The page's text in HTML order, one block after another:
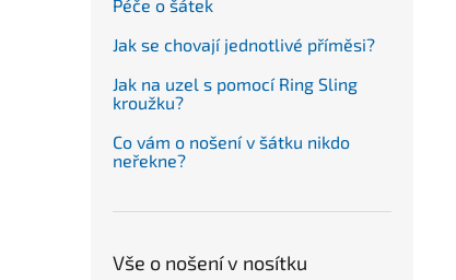
Péče o šátek
Jak se chovají jednotlivé příměsi?
Jak na uzel s pomocí Ring Sling
kroužku?
Co vám o nošení v šátku nikdo
neřekne?
Vše o nošení v nosítku